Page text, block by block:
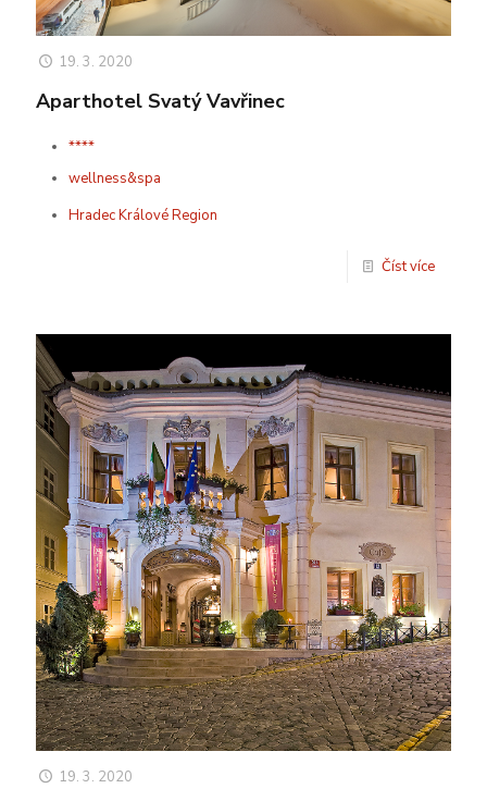
19. 3. 2020
Aparthotel Svatý Vavřinec
****
wellness&spa
Hradec Králové Region
Číst více
19. 3. 2020